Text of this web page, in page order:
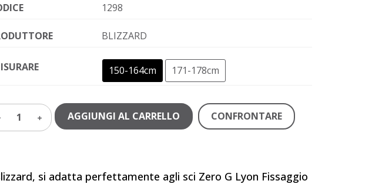
1298
BLIZZARD
150-164cm 171-178cm
1 AGGIUNGI AL CARRELLO CONFRONTARE
si adatta perfettamente agli sci Zero G Lyon Fissaggio